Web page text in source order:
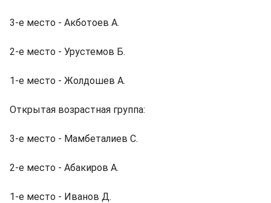
3-е место - Акботоев А.
2-е место - Урустемов Б.
1-е место - Жолдошев А.
Открытая возрастная группа:
3-е место - Мамбеталиев С.
2-е место - Абакиров А.
1-е место - Иванов Д.